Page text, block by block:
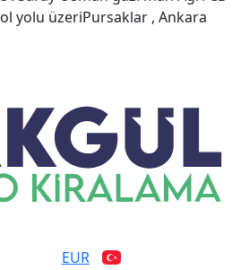
yolu üzeriPursaklar , Ankara
EUR